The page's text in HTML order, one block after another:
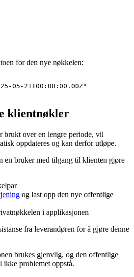
for den nye nøkkelen:
05-21T00:00:00.00Z"
klientnøkler
brukt over en lengre periode, vil
oppdateres og kan derfor utløpe.
en bruker med tilgang til klienten gjøre
og last opp den nye offentlige
i applikasjonen
fra leverandøren for å gjøre denne
brukes gjenvlig, og den offentlige
ikke problemet oppstå.